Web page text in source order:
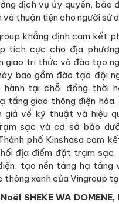
dịch vụ ủy quyền, bảo
và thuận tiện cho người sử
khẳng định cam kết
tích cực cho địa
giao tri thức và đào tạo
bao gồm đào tạo đội
hành tại chỗ, đồng thời
tầng giao thông điện hóa.
giá về kỹ thuật và hiệu
sạc và cơ sở bảo
phố Kinshasa cam
địa điểm đặt trạm sạc,
tạo nền tảng hạ tầng
thông xanh của Vingroup
SHEKE WA